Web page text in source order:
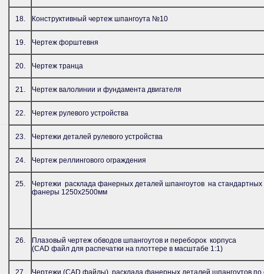
18. Конструктивный чертеж шпангоута №10
19. Чертеж форштевня
20. Чертеж транца
21. Чертеж валолинии и фундамента двигателя
22. Чертеж рулевого устройства
23. Чертежи деталей рулевого устройства
24. Чертеж реллингового ограждения
25.
Чертежи расклада фанерных деталей шпангоутов на стандартных
фанеры 1250х2500мм
26.
Плазовый чертеж обводов шпангоутов и переборок корпуса
(CAD файл для распечатки на плоттере в масштабе 1:1)
27. Чертежи (CAD файлы) расклада фанерных деталей шпангоутов по